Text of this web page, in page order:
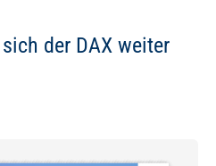
der DAX weiter